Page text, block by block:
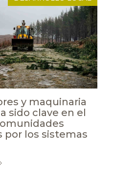
y maquinaria
sido clave en el
por los sistemas